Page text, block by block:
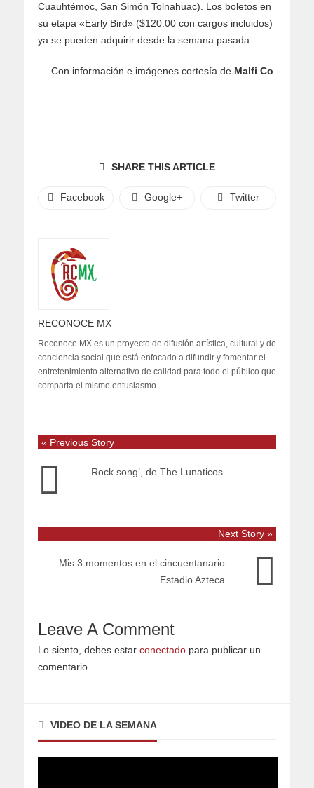
Cuauhtémoc, San Simón Tolnahuac). Los boletos en
su etapa «Early Bird» ($120.00 con cargos incluidos)
ya se pueden adquirir desde la semana pasada.
Con información e imágenes cortesía de Malfi Co
SHARE THIS ARTICLE
Facebook Google+ Twitter
RECONOCE MX
Reconoce MX es un proyecto de difusión artística, cultural y de
conciencia social que está enfocado a difundir y fomentar el
entretenimiento alternativo de calidad para todo el público que
comparta el mismo entusiasmo.
« Previous Story
‘Rock song’, de The Lunaticos
Next Story »
Mis 3 momentos en el cincuentanario
Estadio Azteca
Leave A Comment
Lo siento, debes estar conectado para publicar un
comentario.
VIDEO DE LA SEMANA